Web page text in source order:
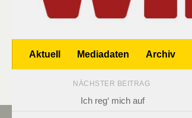
Aktuell Mediadaten Archiv
NÄCHSTER BEITRAG
Ich reg‘ mich auf